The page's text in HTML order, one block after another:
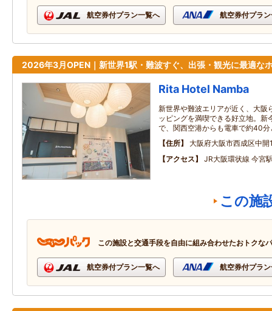
航空券付プラン一覧へ 航空券付プラ
2026年3月OPEN｜新世界1駅・難波すぐ、出張・観光に最適な
Rita Hotel Namba
新世界や難波エリアが近く、大阪
ッピングを満喫できる好立地。新
で、関西空港からも電車で約40
住所
大阪府大阪市西成区中開
アクセス
JR大阪環状線 今宮
この施
この施設と交通手段を自由に組み合わせたおトクな
航空券付プラン一覧へ 航空券付プラ